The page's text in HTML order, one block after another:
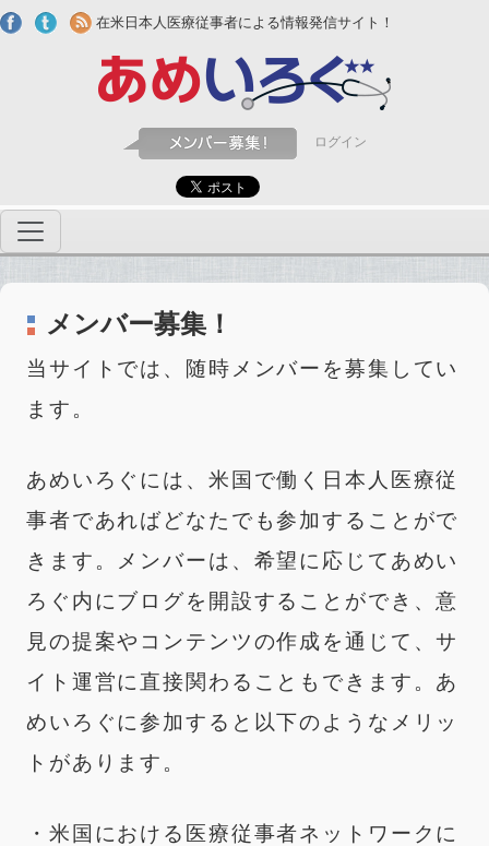
Skip to main content
在米日本人医療従事者による情報発信サイト！
ログイン
メンバー募集！
当サイトでは、随時メンバーを募集してい
ます。
あめいろぐには、米国で働く日本人医療従
事者であればどなたでも参加することがで
きます。メンバーは、希望に応じてあめい
ろぐ内にブログを開設することができ、意
見の提案やコンテンツの作成を通じて、サ
イト運営に直接関わることもできます。あ
めいろぐに参加すると以下のようなメリッ
トがあります。
・米国における医療従事者ネットワークに